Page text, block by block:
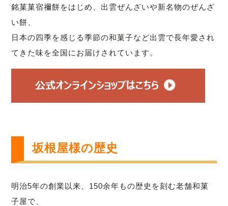
銘菓菓宿禰餅をはじめ、出雲ぜんざいや新名物のぜんざ
い餅、
日本の四季を感じる季節の和菓子など出雲で長年愛され
てきた味を全国にお届けされています。
坂根屋様の歴史
明治5年の創業以来、150余年もの歴史を刻む老舗和菓
子屋で、